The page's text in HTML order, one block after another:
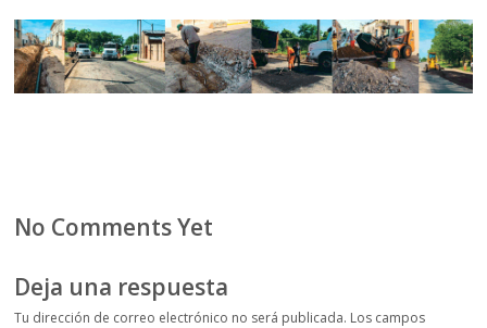
No Comments Yet
Deja una respuesta
Tu dirección de correo electrónico no será publicada. Los campos